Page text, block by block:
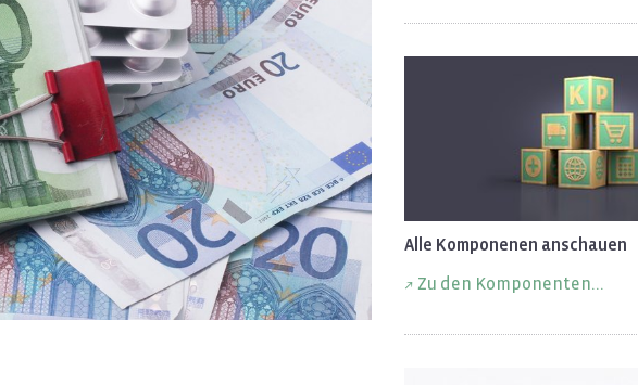
Alle Kom­po­ne­nen an­schau­en
Zu den Kom­po­nen­ten...